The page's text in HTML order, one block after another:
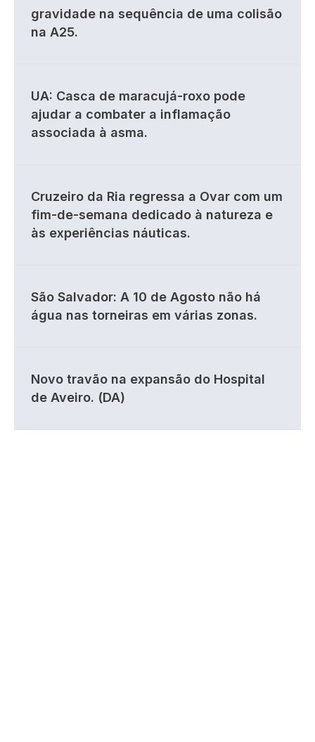
gravidade na sequência de uma colisão
na A25.
UA: Casca de maracujá-roxo pode
ajudar a combater a inflamação
associada à asma.
Cruzeiro da Ria regressa a Ovar com um
fim-de-semana dedicado à natureza e
às experiências náuticas.
São Salvador: A 10 de Agosto não há
água nas torneiras em várias zonas.
Novo travão na expansão do Hospital
de Aveiro. (DA)